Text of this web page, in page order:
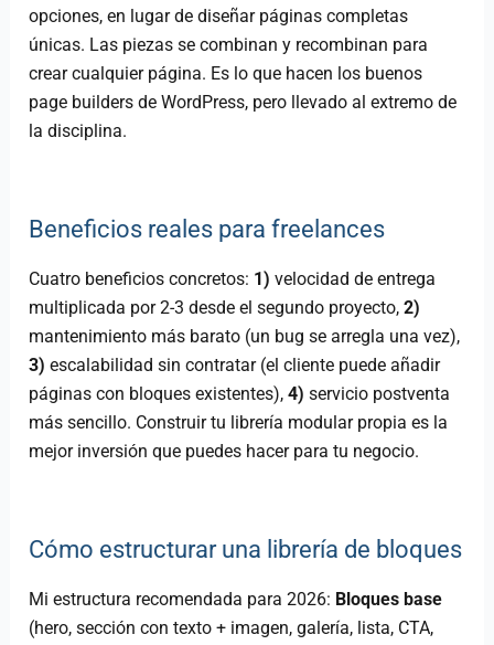
opciones, en lugar de diseñar páginas completas
únicas. Las piezas se combinan y recombinan para
crear cualquier página. Es lo que hacen los buenos
page builders de WordPress, pero llevado al extremo de
la disciplina.
Beneficios reales para freelances
Cuatro beneficios concretos: 1) velocidad de entrega
multiplicada por 2-3 desde el segundo proyecto,2)
mantenimiento más barato (un bug se arregla una vez),
3) escalabilidad sin contratar (el cliente puede añadir
páginas con bloques existentes),4) servicio postventa
más sencillo. Construir tu librería modular propia es la
mejor inversión que puedes hacer para tu negocio.
Cómo estructurar una librería de bloques
Mi estructura recomendada para 2026: Bloques base
(hero, sección con texto + imagen, galería, lista, CTA,